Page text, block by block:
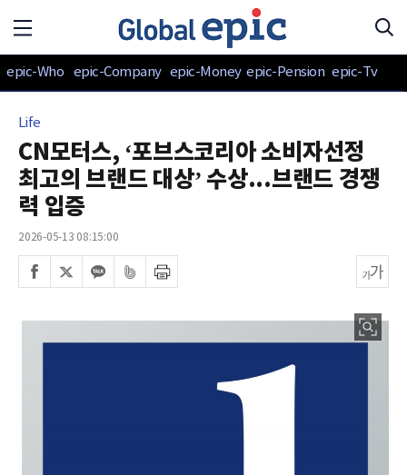
epic-Who epic-Company epic-Money epic-Pension epic-Tv
Life
CN모터스, ‘포브스코리아 소비자선정
최고의 브랜드 대상’ 수상...브랜드 경쟁
력 입증
2026-05-13 08:15:00